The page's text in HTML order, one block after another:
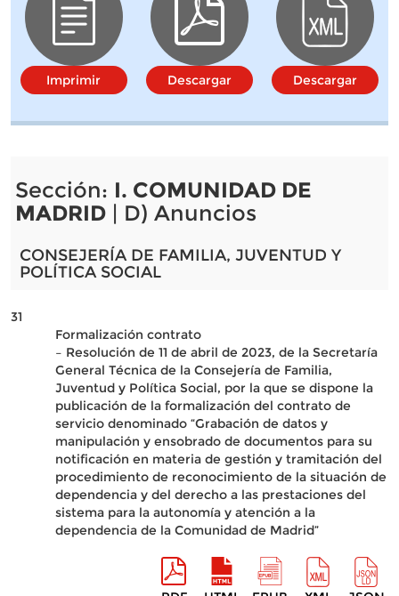
Imprimir Descargar Descargar
Sección: I. COMUNIDAD DE
MADRID| D) Anuncios
CONSEJERÍA DE FAMILIA, JUVENTUD Y
POLÍTICA SOCIAL
31
Formalización contrato
– Resolución de 11 de abril de 2023, de la Secretaría
General Técnica de la Consejería de Familia,
Juventud y Política Social, por la que se dispone la
publicación de la formalización del contrato de
servicio denominado “Grabación de datos y
manipulación y ensobrado de documentos para su
notificación en materia de gestión y tramitación del
procedimiento de reconocimiento de la situación de
dependencia y del derecho a las prestaciones del
sistema para la autonomía y atención a la
dependencia de la Comunidad de Madrid”